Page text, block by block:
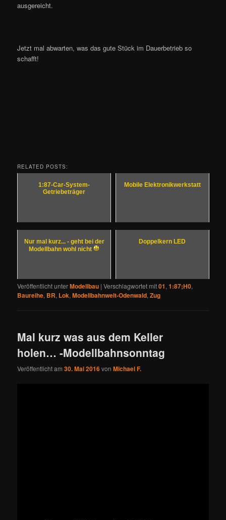
ausgereicht.
Jetzt mal abwarten, was das gute Stück im Dauerbetrieb so
schafft!
RELATED POSTS:
1:87-Car-System-
Getriebeträger
Mobile Elektronikwerkstatt
Nur mal kurz... - geht bei der
Modellbahn wohl nicht
Doppelkern LED
Veröffentlicht unterModellbau |Verschlagwortet mit01,1:87;H0,
Baureihe, BR, Lok,Modellbahnwelt-Odenwald,Zug
Mal kurz was aus dem Keller
holen… -Modellbahnsonntag
Veröffentlicht am30. Mai 2016vonMichael F.